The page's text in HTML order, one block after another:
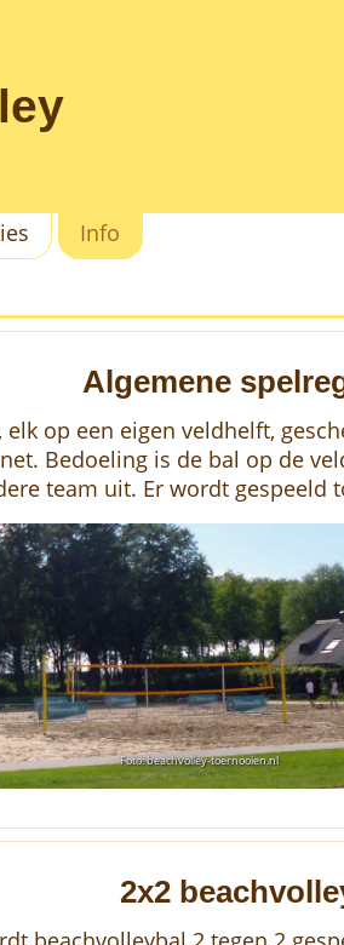
Info
Algemene
op een eigen veldhelft,
Bedoeling is de bal op de
team uit. Er wordt gespeeld
Foto: beachvolley-toernooien.nl
2x2